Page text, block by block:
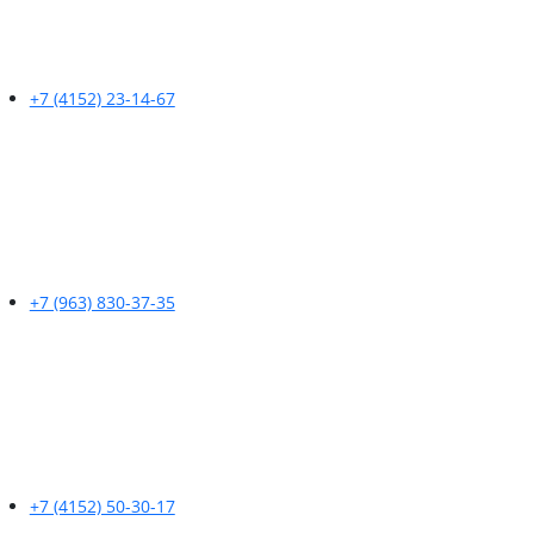
+7 (4152) 23-14-67
+7 (963) 830-37-35
+7 (4152) 50-30-17